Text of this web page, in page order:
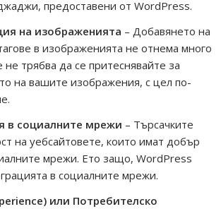
предоставени от WordPress.
на изображенията – Добавянето на
в изображенията не отнема много
не трябва да се притеснявайте за
на вашите изображения, с цел по-
в социалните мрежи – Търсачките
на уебсайтовете, които имат добър
мрежи. Ето защо, WordPress
в социалните мрежи.
или Потребителско